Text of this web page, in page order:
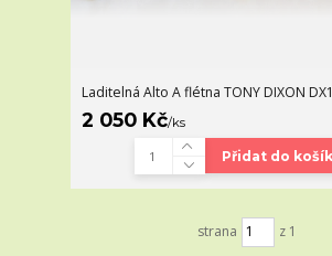
Laditelná Alto A flétna TONY DIXON
2 050 Kč/ks
Přidat do
strana z 1